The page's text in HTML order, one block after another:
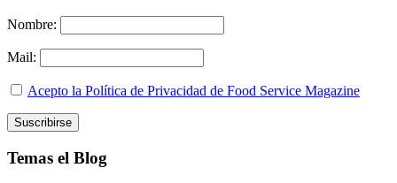
Nombre:
Mail:
Acepto la Política de Privacidad de Food Service Magazine
Temas el Blog